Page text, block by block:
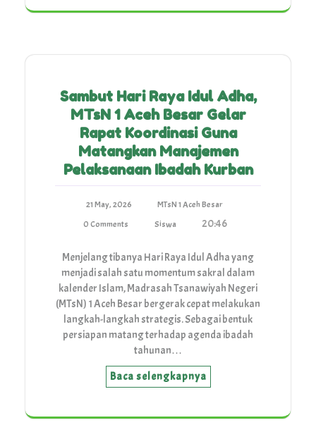
Sambut Hari Raya Idul Adha,
MTsN 1 Aceh Besar Gelar
Rapat Koordinasi Guna
Matangkan Manajemen
Pelaksanaan Ibadah Kurban
21 May, 2026
MTsN 1 Aceh Besar
0 Comments
Siswa 20:46
Menjelang tibanya Hari Raya Idul Adha yang
menjadi salah satu momentum sakral dalam
kalender Islam, Madrasah Tsanawiyah Negeri
(MTsN) 1 Aceh Besar bergerak cepat melakukan
langkah-langkah strategis. Sebagai bentuk
persiapan matang terhadap agenda ibadah
tahunan…
Baca selengkapnya